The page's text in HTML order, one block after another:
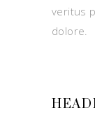
veritus
dolore.